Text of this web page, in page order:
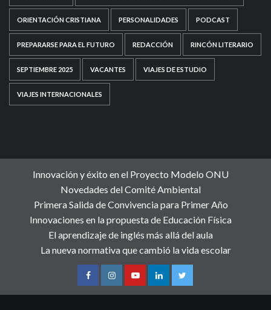
ORIENTACIÓN CRISTIANA PERSONALIDADES PODCAST
PREPARARSE PARA EL FUTURO REDACCIÓN RINCÓN LITERARIO
SEPTIEMBRE 2025 VACANTES VIAJES DE ESTUDIO
VIAJES INTERNACIONALES
Innovación y éxito en el Proyecto Modelo ONU
Novedades del Comité Ambiental
Primera Salida de Convivencia para Primer Año
Innovaciones en la propuesta de Educación Física
El aprendizaje de inglés más allá del aula
La nueva normativa que cambió la vida escolar